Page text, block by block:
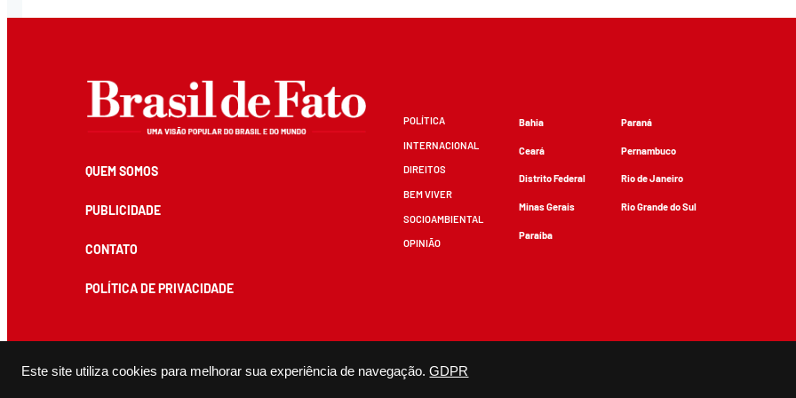
Este site utiliza cookies para melhorar sua experiência de navegação. GDPR
QUEM SOMOS
PUBLICIDADE
CONTATO
POLÍTICA DE PRIVACIDADE
POLÍTICA
INTERNACIONAL
DIREITOS
BEM VIVER
SOCIOAMBIENTAL
OPINIÃO
Bahia
Ceará
Distrito Federal
Minas Gerais
Paraíba
Paraná
Pernambuco
Rio de Janeiro
Rio Grande do Sul